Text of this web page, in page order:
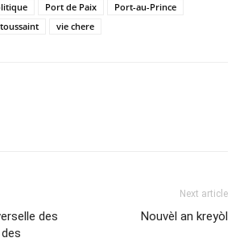
Port de Paix
Port-au-Prince
toussaint vie chere
des
Next article
Nouvèl an kreyòl